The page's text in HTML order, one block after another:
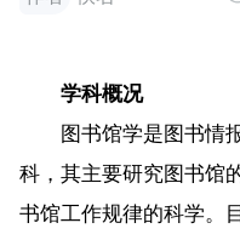
及图书馆工作规律的科学
学科概况
图书馆学是图书情报
科，其主要研究图书馆
书馆工作规律的科学。